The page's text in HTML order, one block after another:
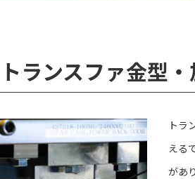
トランスファ金型
トラ
える
があ